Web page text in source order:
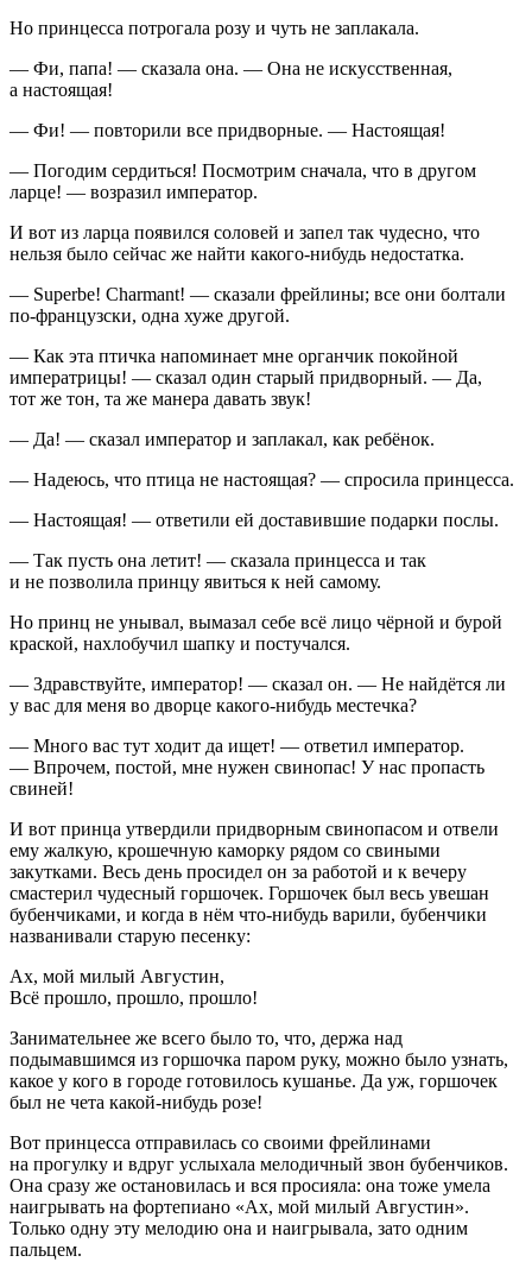
Но принцесса потрогала розу и чуть не заплакала.
— Фи, папа! — сказала она. — Она не искусственная,
а настоящая!
— Фи! — повторили все придворные. — Настоящая!
— Погодим сердиться! Посмотрим сначала, что в другом
ларце! — возразил император.
И вот из ларца появился соловей и запел так чудесно, что
нельзя было сейчас же найти какого-нибудь недостатка.
— Superbe! Charmant! — сказали фрейлины; все они болтали
по-французски, одна хуже другой.
— Как эта птичка напоминает мне органчик покойной
императрицы! — сказал один старый придворный. — Да,
тот же тон, та же манера давать звук!
— Да! — сказал император и заплакал, как ребёнок.
— Надеюсь, что птица не настоящая? — спросила принцесса.
— Настоящая! — ответили ей доставившие подарки послы.
— Так пусть она летит! — сказала принцесса и так
и не позволила принцу явиться к ней самому.
Но принц не унывал, вымазал себе всё лицо чёрной и бурой
краской, нахлобучил шапку и постучался.
— Здравствуйте, император! — сказал он. — Не найдётся ли
у вас для меня во дворце какого-нибудь местечка?
— Много вас тут ходит да ищет! — ответил император.
— Впрочем, постой, мне нужен свинопас! У нас пропасть
свиней!
И вот принца утвердили придворным свинопасом и отвели
ему жалкую, крошечную каморку рядом со свиными
закутками. Весь день просидел он за работой и к вечеру
смастерил чудесный горшочек. Горшочек был весь увешан
бубенчиками, и когда в нём что-нибудь варили, бубенчики
названивали старую песенку:
Ах, мой милый Августин,
Всё прошло, прошло, прошло!
Занимательнее же всего было то, что, держа над
подымавшимся из горшочка паром руку, можно было узнать,
какое у кого в городе готовилось кушанье. Да уж, горшочек
был не чета какой-нибудь розе!
Вот принцесса отправилась со своими фрейлинами
на прогулку и вдруг услыхала мелодичный звон бубенчиков.
Она сразу же остановилась и вся просияла: она тоже умела
наигрывать на фортепиано «Ах, мой милый Августин».
Только одну эту мелодию она и наигрывала, зато одним
пальцем.